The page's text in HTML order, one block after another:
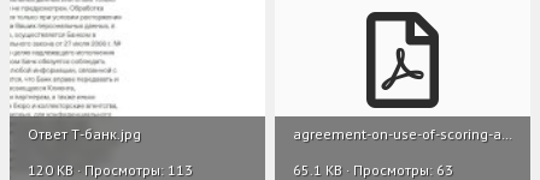
Ответ Т-банк.jpg
120 KB · Просмотры: 113
65.1 KB · Просмотры: 63